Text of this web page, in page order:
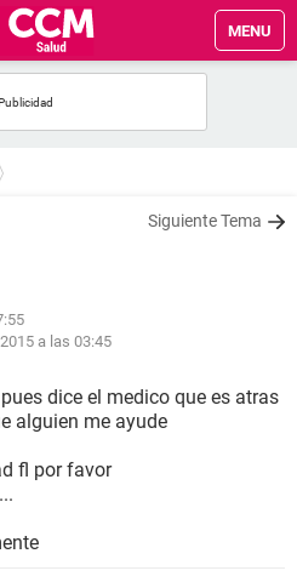
MENU
Siguiente Tema
a las 03:45
dice el medico que es atras
alguien me ayude
fl por favor